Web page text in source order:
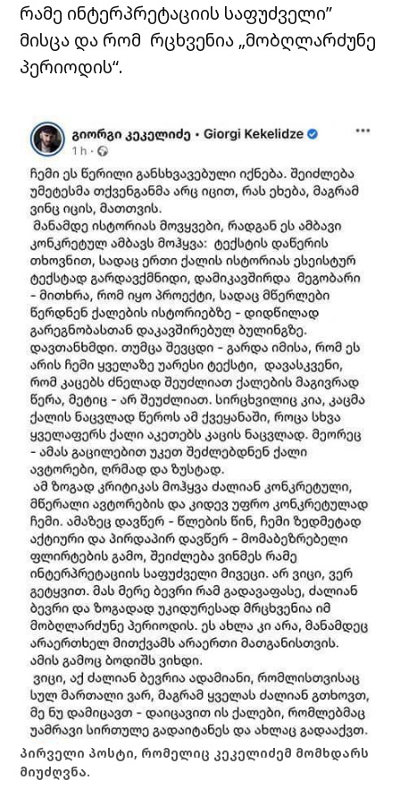
რამე ინტერპრეტაციის საფუძველი”
მისცა და რომ რცხვენია „მობღლარძუნე
პერიოდის“.
პირველი პოსტი, რომელიც კეკელიძემ მომხდარს
მიუძღვნა.